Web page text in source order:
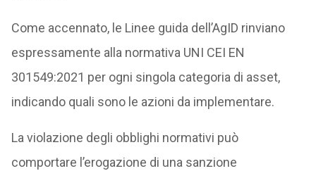
Come accennato, le Linee guida dell’AgID rinviano
espressamente alla normativa UNI CEI EN
301549:2021 per ogni singola categoria di asset,
indicando quali sono le azioni da implementare.
La violazione degli obblighi normativi può
comportare l’erogazione di una sanzione